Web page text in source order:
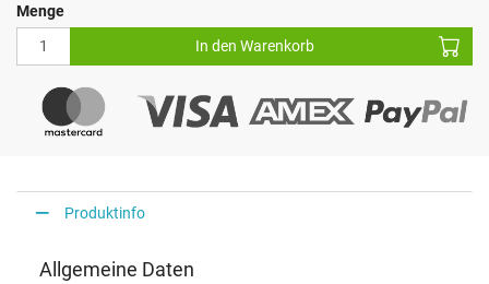
Menge
In den Warenkorb
Produktinfo
Allgemeine Daten